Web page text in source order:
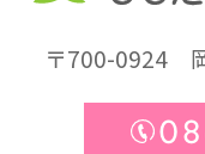
〒700-0924岡